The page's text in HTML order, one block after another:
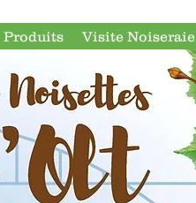
Produits Visite Noiseraie